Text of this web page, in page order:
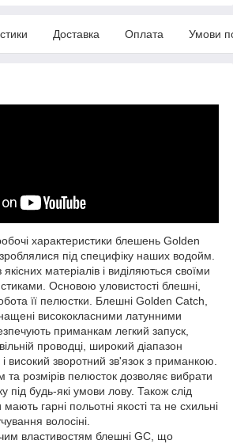
Доставка Оплата Умови
характеристики блешень Golden
під специфіку наших водойм.
матеріалів і виділяються своїми
Основою уловистості блешні,
її пелюстки. Блешні Golden Catch,
висококласними латунними
приманкам легкий запуск,
проводці, широкий діапазон
високий зворотний зв'язок з приманкою.
та розмірів пелюсток дозволяє вибрати
під будь-які умови лову. Також слід
гарні польотні якості та не схильні
волосіні.
властивостям блешні GC, що